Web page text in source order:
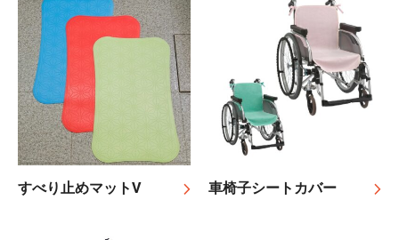
すべり止めマットV 車椅子シートカバー